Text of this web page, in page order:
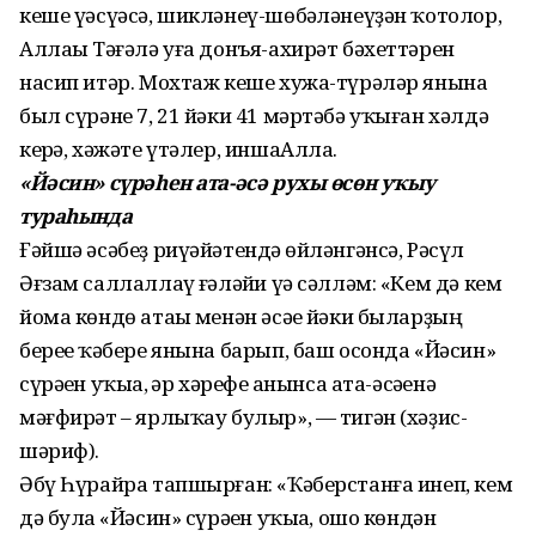
кеше үәсүәсә, шикләнеү-шөбһәләнеүҙән ҡотолор,
Аллаһы Тәғәлә уға донъя-ахирәт бәхеттәрен
насип итәр. Мохтаж кеше хужа-түрәләр янына
был сүрәне 7, 21 йәки 41 мәртәбә уҡыған хәлдә
керһә, хәжәте үтәлер, иншаАллаһ.
«Йәсин» сүрәһен ата-әсә рухы өсөн уҡыу
тураһында
Ғәйшә әсәбеҙ риүәйәтендә һөйләнгәнсә, Рәсүл
Әғзам саллаллаһү ғәләйһи үә сәлләм: «Кем дә кем
йома көндө атаһы менән әсәһе йәки быларҙың
береһе ҡәбере янына барып, баш осонда «Йәсин»
сүрәһен уҡыһа, һәр хәрефе һанынса ата-әсәһенә
мәғфирәт – ярлыҡау булыр», — тигән (хәҙис-
шәриф).
Әбү Һүрайра тапшырған: «Ҡәберстанға инеп, кем
дә булһа «Йәсин» сүрәһен уҡыһа, ошо көндән